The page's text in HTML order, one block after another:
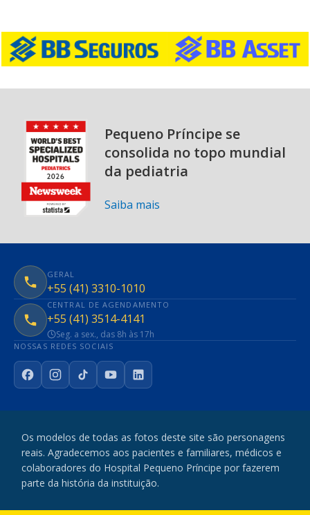
Pequeno Príncipe se
consolida no topo mundial
da pediatria
Saiba mais
GERAL
+55 (41) 3310-1010
CENTRAL DE AGENDAMENTO
+55 (41) 3514-4141
Seg. a sex., das 8h às 17h
NOSSAS REDES SOCIAIS
FacebookInstagram
TikTokYouTubeLinkedIn
Os modelos de todas as fotos deste site são personagens
reais. Agradecemos aos pacientes e familiares, médicos e
colaboradores do Hospital Pequeno Príncipe por fazerem
parte da história da instituição.